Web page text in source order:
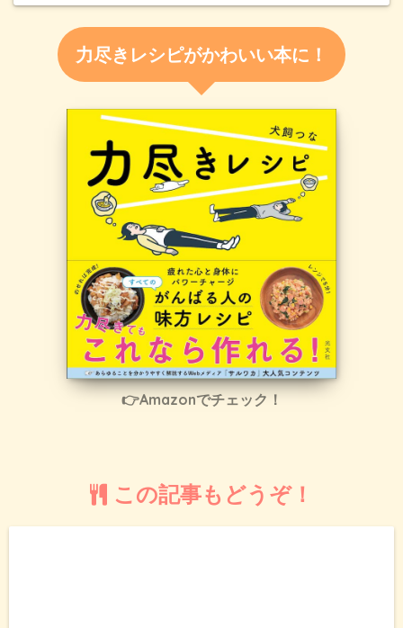
力尽きレシピがかわいい本に！
👉Amazonでチェック！
この記事もどうぞ！